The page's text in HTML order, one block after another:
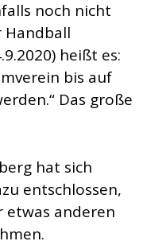
noch nicht
Handball
heißt es:
bis auf
Das große
hat sich
entschlossen,
anderen